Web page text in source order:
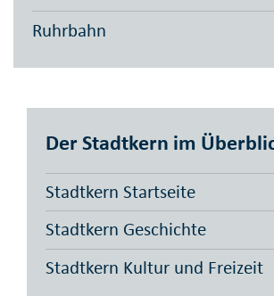
Ruhrbahn
Der Stadtkern im
Stadtkern Startseite
Stadtkern Geschichte
Stadtkern Kultur und Freizeit